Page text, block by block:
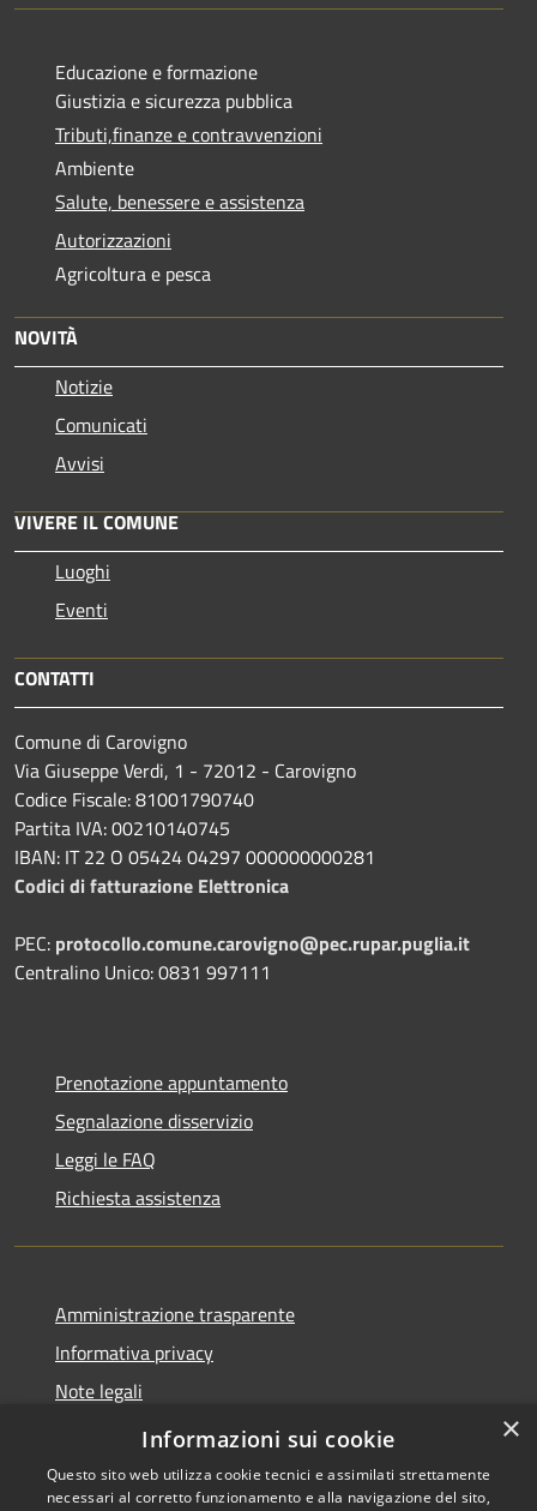
Educazione e formazione
Giustizia e sicurezza pubblica
Tributi,finanze e contravvenzioni
Ambiente
Salute, benessere e assistenza
Autorizzazioni
Agricoltura e pesca
NOVITÀ
Notizie
Comunicati
Avvisi
VIVERE IL COMUNE
Luoghi
Eventi
CONTATTI
Comune di Carovigno
Via Giuseppe Verdi, 1 - 72012 - Carovigno
Codice Fiscale: 81001790740
Partita IVA: 00210140745
IBAN: IT 22 O 05424 04297 000000000281
Codici di fatturazione Elettronica
PEC: protocollo.comune.carovigno@pec.rupar.puglia.it
Centralino Unico: 0831 997111
Prenotazione appuntamento
Segnalazione disservizio
Leggi le FAQ
Richiesta assistenza
Amministrazione trasparente
Informativa privacy
Note legali
Dichiarazione di accessibilità
×
Informazioni sui cookie
Questo sito web utilizza cookie tecnici e assimilati strettamente
necessari al corretto funzionamento e alla navigazione del sito,